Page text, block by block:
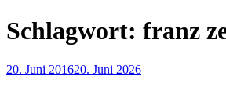
Schlagwort: franz
Veröffentlicht
20. Juni 201620. Juni 2026